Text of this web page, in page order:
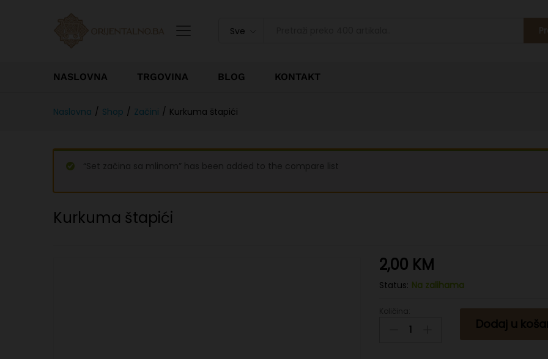
Sve
NASLOVNA TRGOVINA BLOG KONTAKT
Naslovna / Shop / Začini / Kurkuma štapići
“Set začina sa mlinom” has been added to the compare list
Kurkuma štapići
2,00 KM
Status: Na zalihama
Dodaj u